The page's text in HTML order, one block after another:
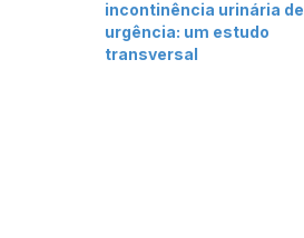
incontinência urinária de
urgência: um estudo
transversal